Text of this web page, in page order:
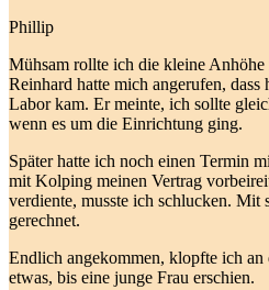
Phillip
Mühsam rollte ich die kleine
Reinhard hatte mich angerufen, dass
Labor kam. Er meinte, ich sollte
wenn es um die Einrichtung ging.
Später hatte ich noch einen Termin
mit Kolping meinen Vertrag
verdiente, musste ich schlucken. Mit
gerechnet.
Endlich angekommen, klopfte ich an
etwas, bis eine junge Frau erschien.